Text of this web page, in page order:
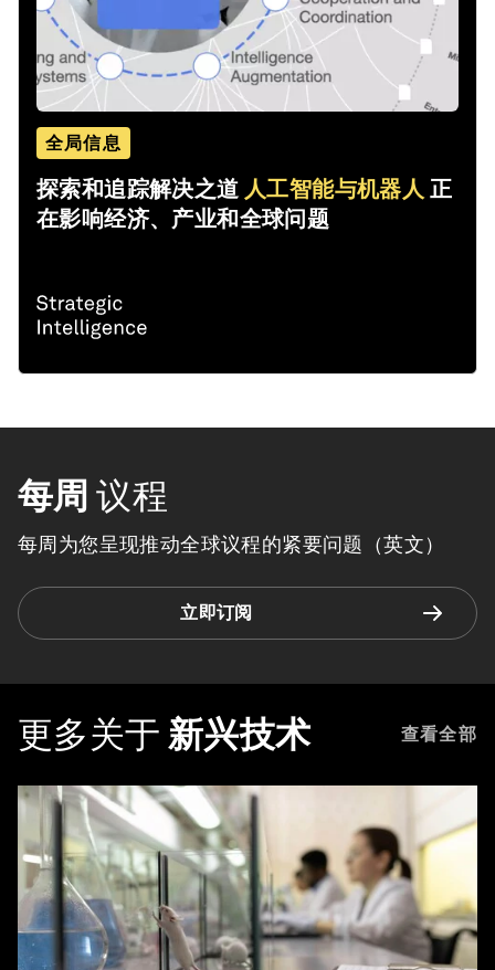
全局信息
探索和追踪解决之道 人工智能与机器人 正
在影响经济、产业和全球问题
每周 议程
每周为您呈现推动全球议程的紧要问题（英文）
立即订阅
更多关于 新兴技术 查看全部